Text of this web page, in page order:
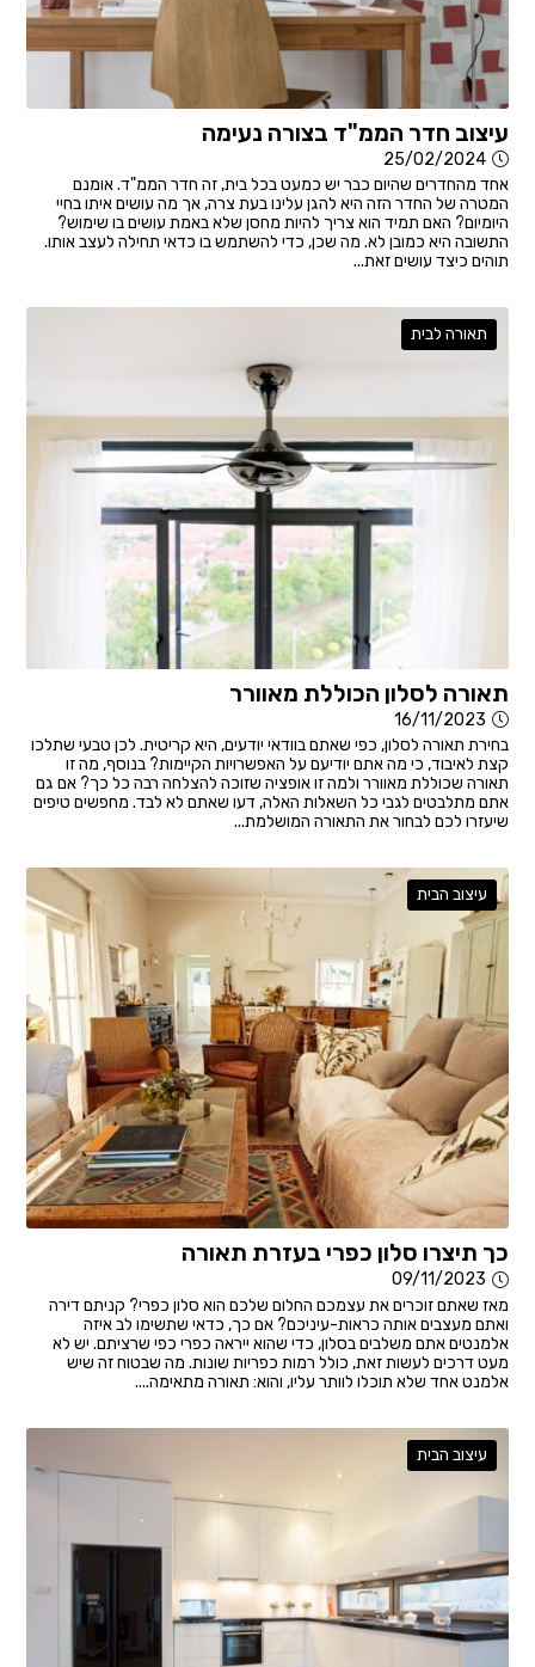
עיצוב חדר הממ"ד בצורה נעימה
25/02/2024
אחד מהחדרים שהיום כבר יש כמעט בכל בית, זה חדר הממ"ד. אומנם
המטרה של החדר הזה היא להגן עלינו בעת צרה, אך מה עושים איתו בחיי
היומיום? האם תמיד הוא צריך להיות מחסן שלא באמת עושים בו שימוש?
התשובה היא כמובן לא. מה שכן, כדי להשתמש בו כדאי תחילה לעצב אותו.
תוהים כיצד עושים זאת...
תאורה לבית
תאורה לסלון הכוללת מאוורר
16/11/2023
בחירת תאורה לסלון, כפי שאתם בוודאי יודעים, היא קריטית. לכן טבעי שתלכו
קצת לאיבוד, כי מה אתם יודיעם על האפשרויות הקיימות? בנוסף, מה זו
תאורה שכוללת מאוורר ולמה זו אופציה שזוכה להצלחה רבה כל כך? אם גם
אתם מתלבטים לגבי כל השאלות האלה, דעו שאתם לא לבד. מחפשים טיפים
שיעזרו לכם לבחור את התאורה המושלמת...
עיצוב הבית
כך תיצרו סלון כפרי בעזרת תאורה
09/11/2023
מאז שאתם זוכרים את עצמכם החלום שלכם הוא סלון כפרי? קניתם דירה
ואתם מעצבים אותה כראות-עיניכם? אם כך, כדאי שתשימו לב איזה
אלמנטים אתם משלבים בסלון, כדי שהוא ייראה כפרי כפי שרציתם. יש לא
מעט דרכים לעשות זאת, כולל רמות כפריות שונות. מה שבטוח זה שיש
אלמנט אחד שלא תוכלו לוותר עליו, והוא: תאורה מתאימה....
עיצוב הבית